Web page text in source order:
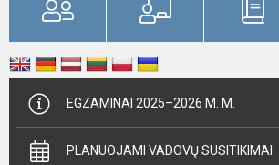
EGZAMINAI 2025–2026 M. M.
PLANUOJAMI VADOVŲ SUSITIKIMAI